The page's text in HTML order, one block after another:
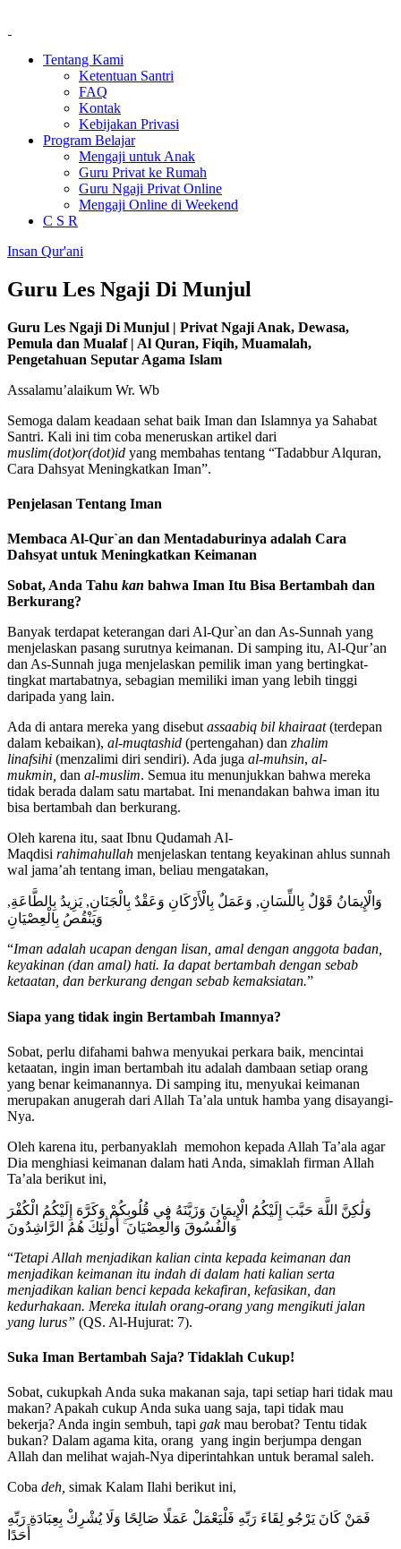
Tentang Kami
Ketentuan Santri
FAQ
Kontak
Kebijakan Privasi
Program Belajar
Mengaji untuk Anak
Guru Privat ke Rumah
Guru Ngaji Privat Online
Mengaji Online di Weekend
C S R
Insan Qur'ani
Guru Les Ngaji Di Munjul
Guru Les Ngaji Di Munjul | Privat Ngaji Anak, Dewasa,
Pemula dan Mualaf | Al Quran, Fiqih, Muamalah,
Pengetahuan Seputar Agama Islam
Assalamu’alaikum Wr. Wb
Semoga dalam keadaan sehat baik Iman dan Islamnya ya Sahabat
Santri. Kali ini tim coba meneruskan artikel dari
muslim(dot)or(dot)id yang membahas tentang “Tadabbur Alquran,
Cara Dahsyat Meningkatkan Iman”.
Penjelasan Tentang Iman
Membaca Al-Qur`an dan Mentadaburinya adalah Cara
Dahsyat untuk Meningkatkan Keimanan
Sobat, Anda Tahu kan bahwa Iman Itu Bisa Bertambah dan
Berkurang?
Banyak terdapat keterangan dari Al-Qur`an dan As-Sunnah yang
menjelaskan pasang surutnya keimanan. Di samping itu, Al-Qur’an
dan As-Sunnah juga menjelaskan pemilik iman yang bertingkat-
tingkat martabatnya, sebagian memiliki iman yang lebih tinggi
daripada yang lain.
Ada di antara mereka yang disebut assaabiq bil khairaat(terdepan
dalam kebaikan), al-muqtashid (pertengahan) dan zhalim
linafsihi (menzalimi diri sendiri). Ada juga al-muhsin, al-
mukmin, dan al-muslim. Semua itu menunjukkan bahwa mereka
tidak berada dalam satu martabat. Ini menandakan bahwa iman itu
bisa bertambah dan berkurang.
Oleh karena itu, saat Ibnu Qudamah Al-
Maqdisi rahimahullah menjelaskan tentang keyakinan ahlus sunnah
wal jama’ah tentang iman, beliau mengatakan,
وَالْإِيمَانُ قَوْلٌ بِاللِّسَانِ, وَعَمَلٌ بِالْأَرْكَانِ وَعَقْدٌ بِالْجَنَانِ, يَزِيدُ بِالطَّاعَةِ,
وَيَنْقُصُ بِالْعِصْيَانِ
“Iman adalah ucapan dengan lisan, amal dengan anggota badan,
keyakinan (dan amal) hati. Ia dapat bertambah dengan sebab
ketaatan, dan berkurang dengan sebab kemaksiatan.”
Siapa yang tidak ingin Bertambah Imannya?
Sobat, perlu difahami bahwa menyukai perkara baik, mencintai
ketaatan, ingin iman bertambah itu adalah dambaan setiap orang
yang benar keimanannya. Di samping itu, menyukai keimanan
merupakan anugerah dari Allah Ta’ala untuk hamba yang disayangi-
Nya.
Oleh karena itu, perbanyaklah memohon kepada Allah Ta’ala agar
Dia menghiasi keimanan dalam hati Anda, simaklah firman Allah
Ta’ala berikut ini,
وَلَٰكِنَّ اللَّهَ حَبَّبَ إِلَيْكُمُ الْإِيمَانَ وَزَيَّنَهُ فِي قُلُوبِكُمْ وَكَرَّهَ إِلَيْكُمُ الْكُفْرَ
وَالْفُسُوقَ وَالْعِصْيَانَ ۚ أُولَٰئِكَ هُمُ الرَّاشِدُونَ
“Tetapi Allah menjadikan kalian cinta kepada keimanan dan
menjadikan keimanan itu indah di dalam hati kalian serta
menjadikan kalian benci kepada kekafiran, kefasikan, dan
kedurhakaan. Mereka itulah orang-orang yang mengikuti jalan
yang lurus” (QS. Al-Hujurat: 7).
Suka Iman Bertambah Saja? Tidaklah Cukup!
Sobat, cukupkah Anda suka makanan saja, tapi setiap hari tidak mau
makan? Apakah cukup Anda suka uang saja, tapi tidak mau
bekerja? Anda ingin sembuh, tapi gakmau berobat? Tentu tidak
bukan? Dalam agama kita, orang yang ingin berjumpa dengan
Allah dan melihat wajah-Nya diperintahkan untuk beramal saleh.
Coba deh, simak Kalam Ilahi berikut ini,
فَمَنْ كَانَ يَرْجُو لِقَاءَ رَبِّهِ فَلْيَعْمَلْ عَمَلًا صَالِحًا وَلَا يُشْرِكْ بِعِبَادَةِ رَبِّهِ
أَحَدًا